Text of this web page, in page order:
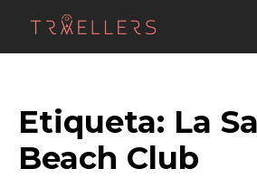
Etiqueta: La
Beach Club